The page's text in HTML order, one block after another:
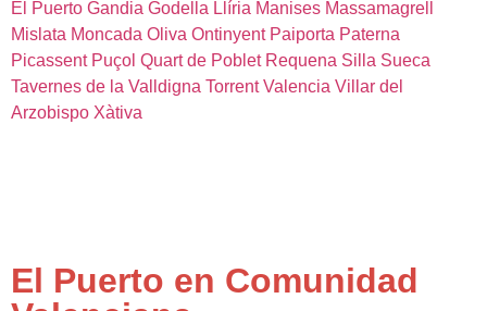
El Puerto Gandia Godella Llíria Manises Massamagrell
Mislata Moncada Oliva Ontinyent Paiporta Paterna
Picassent Puçol Quart de Poblet Requena Silla Sueca
Tavernes de la Valldigna Torrent Valencia Villar del
Arzobispo Xàtiva
El Puerto en Comunidad